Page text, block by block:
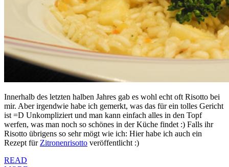
Innerhalb des letzten halben Jahres gab es wohl echt oft Risotto bei
mir. Aber irgendwie habe ich gemerkt, was das für ein tolles Gericht
ist =D Unkompliziert und man kann einfach alles in den Topf
werfen, was man noch so schönes in der Küche findet :) Falls ihr
Risotto übrigens so sehr mögt wie ich: Hier habe ich auch ein
Rezept für Zitronenrisotto veröffentlicht :)
READ